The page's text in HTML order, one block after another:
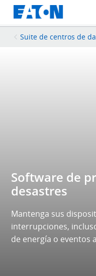
Suite de centros de
Software de
desastres
Mantenga sus
interrupciones,
de energía o eventos